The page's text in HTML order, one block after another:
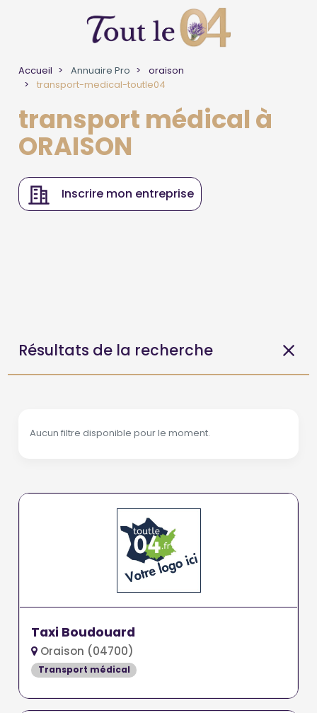
Accueil Annuaire Pro
oraison
transport-medical-toutle04
transport médical à
ORAISON
Inscrire mon entreprise
Résultats de la recherche
Aucun filtre disponible pour le moment.
Taxi Boudouard
Oraison (04700)
Transport médical